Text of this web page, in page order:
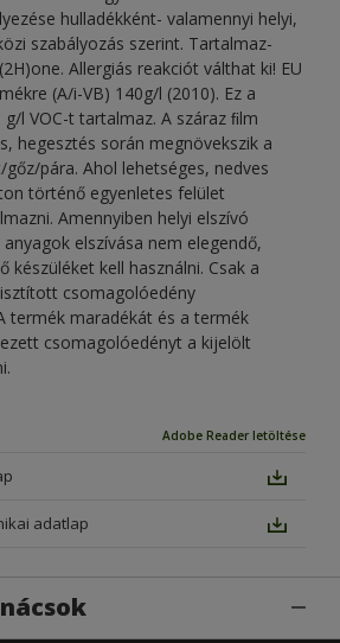
hulladékként- valamennyi helyi,
szabályozás szerint. Tartalmaz-
Allergiás reakciót válthat ki! EU
(A/i-VB) 140g/l (2010). Ez a
l VOC-t tartalmaz. A száraz ﬁlm
hegesztés során megnövekszik a
pára. Ahol lehetséges, nedves
történő egyenletes felület
Amennyiben helyi elszívó
elszívása nem elegendő,
készüléket kell használni. Csak a
csomagolóedény
termék maradékát és a termék
csomagolóedényt a kijelölt
Adobe Reader letöltése
adatlap